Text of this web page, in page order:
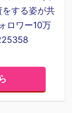
する姿が共
ロワー10万